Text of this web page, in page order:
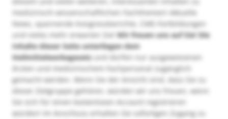
medizinisch-wissenschaftlichen Fachthemen! Aktuelle
News, spannende Kongressberichte, CME-Fortbildungen
und vieles mehr erwarten Sie!Wir freuen uns auf Sie! Die
Inhalte dieser Seite unterliegen dem
Heilmittelwerbegesetzund dürfen nur ausgewiesenen
Ärzten und medizinischem Fachpersonal zugänglich
gemacht werden. Wenn Sie der Ansicht sind, dass Sie zu
dieser Zielgruppe gehören, würden wir uns freuen, wenn
Sie sich für einen kostenlosen Account registrieren
würden! Im Anschluss erhalten Sie sofortigen Zugang zu